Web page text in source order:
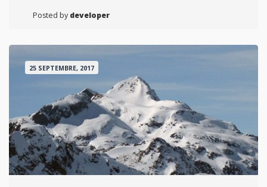
Posted by developer
25 SEPTEMBRE, 2017